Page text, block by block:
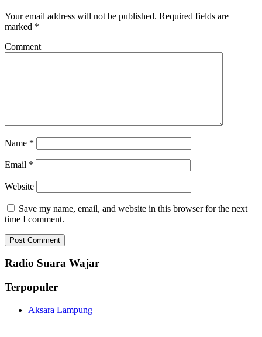
Your email address will not be published. Required fields are
marked *
Comment
Name *
Email *
Website
Save my name, email, and website in this browser for the next
time I comment.
Radio Suara Wajar
Terpopuler
Aksara Lampung